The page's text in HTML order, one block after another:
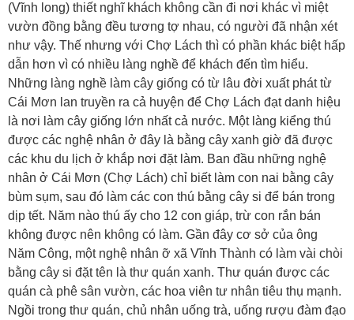
(Vĩnh long) thiết nghĩ khách không cần đi nơi khác vì miệt
vườn đồng bằng đều tương tợ nhau, có người đã nhận xét
như vậy. Thế nhưng với Chợ Lách thì có phần khác biệt hấp
dẫn hơn vì có nhiều làng nghề để khách đến tìm hiểu.
Những làng nghề làm cây giống có từ lâu đời xuất phát từ
Cái Mơn lan truyền ra cả huyện để Chợ Lách đạt danh hiệu
là nơi làm cây giống lớn nhất cả nước. Một làng kiểng thú
được các nghệ nhân ở đây là bằng cây xanh giờ đã được
các khu du lịch ở khắp nơi đặt làm. Ban đầu những nghệ
nhân ở Cái Mơn (Chợ Lách) chỉ biết làm con nai bằng cây
bùm sụm, sau đó làm các con thú bằng cây si để bán trong
dịp tết. Năm nào thú ấy cho 12 con giáp, trừ con rắn bán
không được nên không có làm. Gần đây cơ sở của ông
Năm Công, một nghệ nhân ỡ xã Vĩnh Thành có làm vài chòi
bằng cây si đặt tên là thư quán xanh. Thư quán được các
quán cà phê sân vườn, các hoa viên tư nhân tiêu thụ mạnh.
Ngồi trong thư quán, chủ nhân uống trà, uống rượu đàm đạo